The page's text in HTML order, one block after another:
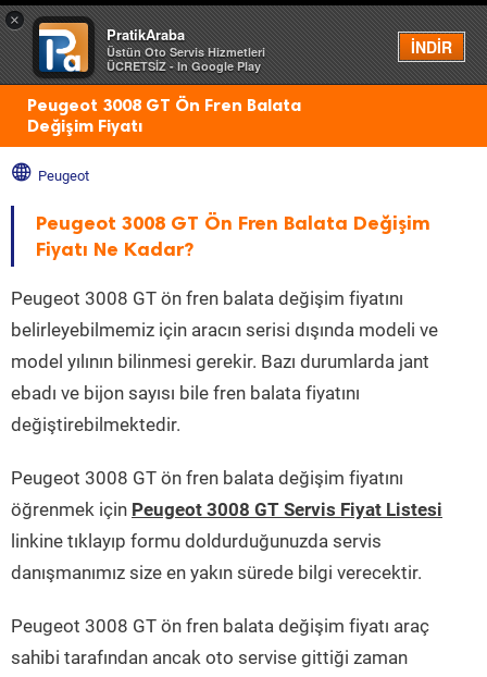
×
PratikAraba
Üstün Oto Servis Hizmetleri
ÜCRETSİZ - In Google Play
İNDİR
Menü
Peugeot 3008 GT Ön Fren Balata
Değişim Fiyatı
Peugeot
Peugeot 3008 GT Ön Fren Balata Değişim
Fiyatı Ne Kadar?
Peugeot 3008 GT ön fren balata değişim fiyatını
belirleyebilmemiz için aracın serisi dışında modeli ve
model yılının bilinmesi gerekir. Bazı durumlarda jant
ebadı ve bijon sayısı bile fren balata fiyatını
değiştirebilmektedir.
Peugeot 3008 GT ön fren balata değişim fiyatını
öğrenmek için Peugeot 3008 GT Servis Fiyat Listesi
linkine tıklayıp formu doldurduğunuzda servis
danışmanımız size en yakın sürede bilgi verecektir.
Peugeot 3008 GT ön fren balata değişim fiyatı araç
sahibi tarafından ancak oto servise gittiği zaman